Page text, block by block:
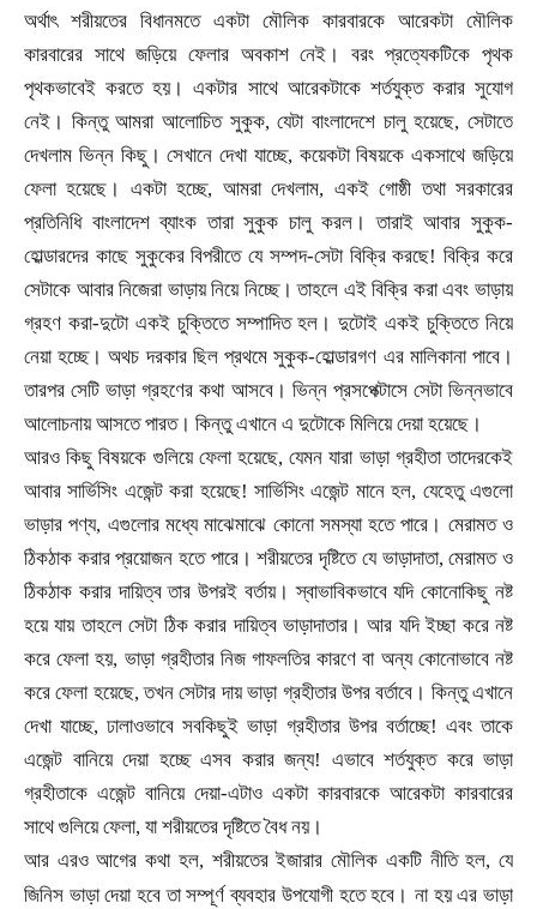
অর্থাৎ শরীয়তের বিধানমতে একটা মৌলিক কারবারকে আরেকটা মৌলিক
কারবারের সাথে জড়িয়ে ফেলার অবকাশ নেই। বরং প্রত্যেকটিকে পৃথক
পৃথকভাবেই করতে হয়। একটার সাথে আরেকটাকে শর্তযুক্ত করার সুযোগ
নেই। কিন্তু আমরা আলোচিত সুকুক,যেটা বাংলাদেশে চালু হয়েছে,সেটাতে
দেখলাম ভিন্ন কিছু। সেখানে দেখা যাচ্ছে, কয়েকটা বিষয়কে একসাথে জড়িয়ে
ফেলা হয়েছে। একটা হচ্ছে, আমরা দেখলাম, একই গোষ্ঠী তথা সরকারের
প্রতিনিধি বাংলাদেশ ব্যাংক তারা সুকুক চালু করল। তারাই আবার সুকুক-
হোল্ডারদের কাছে সুকুকের বিপরীতে যে সম্পদ-সেটা বিক্রি করছে! বিক্রি করে
সেটাকে আবার নিজেরা ভাড়ায় নিয়ে নিচ্ছে। তাহলে এই বিক্রি করা এবং ভাড়ায়
গ্রহণ করা-দুটো একই চুক্তিতে সম্পাদিত হল। দুটোই একই চুক্তিতে নিয়ে
নেয়া হচ্ছে। অথচ দরকার ছিল প্রথমে সুকুক-হোল্ডারগণ এর মালিকানা পাবে।
তারপর সেটি ভাড়া গ্রহণের কথা আসবে। ভিন্ন প্রসপেক্টাসে সেটা ভিন্নভাবে
আলোচনায় আসতে পারত। কিন্তু এখানে এ দুটোকে মিলিয়ে দেয়া হয়েছে।
আরও কিছু বিষয়কে গুলিয়ে ফেলা হয়েছে,যেমন যারা ভাড়া গ্রহীতা তাদেরকেই
আবার সার্ভিসিং এজেন্ট করা হয়েছে! সার্ভিসিং এজেন্ট মানে হল, যেহেতু এগুলো
ভাড়ার পণ্য, এগুলোর মধ্যে মাঝেমাঝে কোনো সমস্যা হতে পারে। মেরামত ও
ঠিকঠাক করার প্রয়োজন হতে পারে। শরীয়তের দৃষ্টিতে যে ভাড়াদাতা,মেরামত ও
ঠিকঠাক করার দায়িত্ব তার উপরই বর্তায়। স্বাভাবিকভাবে যদি কোনোকিছু নষ্ট
হয়ে যায় তাহলে সেটা ঠিক করার দায়িত্ব ভাড়াদাতার। আর যদি ইচ্ছা করে নষ্ট
করে ফেলা হয়, ভাড়া গ্রহীতার নিজ গাফলতির কারণে বা অন্য কোনোভাবে নষ্ট
করে ফেলা হয়েছে,তখন সেটার দায় ভাড়া গ্রহীতার উপর বর্তাবে। কিন্তু এখানে
দেখা যাচ্ছে,ঢালাওভাবে সবকিছুই ভাড়া গ্রহীতার উপর বর্তাচ্ছে! এবং তাকে
এজেন্ট বানিয়ে দেয়া হচ্ছে এসব করার জন্য! এভাবে শর্তযুক্ত করে ভাড়া
গ্রহীতাকে এজেন্ট বানিয়ে দেয়া-এটাও একটা কারবারকে আরেকটা কারবারের
সাথে গুলিয়ে ফেলা, যা শরীয়তের দৃষ্টিতে বৈধ নয়।
আর এরও আগের কথা হল, শরীয়তের ইজারার মৌলিক একটি নীতি হল,যে
জিনিস ভাড়া দেয়া হবে তা সম্পূর্ণ ব্যবহার উপযোগী হতে হবে । না হয় এর ভাড়া